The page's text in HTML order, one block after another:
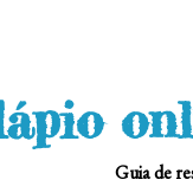
Guia de